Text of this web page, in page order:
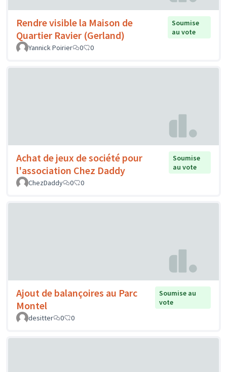
Rendre visible la Maison de
Quartier Ravier (Gerland)
Soumise
au vote
Yannick Poirier
0 0
Achat de jeux de société pour
l'association Chez Daddy
Soumise
au vote
ChezDaddy
0 0
Ajout de balançoires au Parc
Montel
Soumise au
vote
desitter
0 0